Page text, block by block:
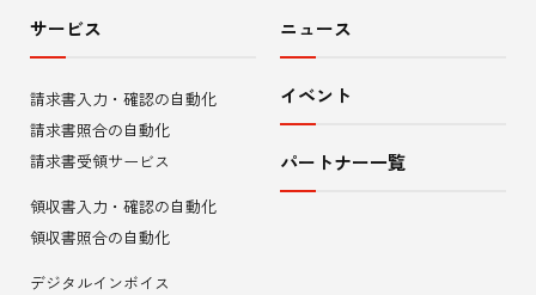
内
メ
ニ
ュ
ー
サービス
請求書入力・確認の自動化
請求書照合の自動化
請求書受領サービス
領収書入力・確認の自動化
領収書照合の自動化
デジタルインボイス
ニュース
イベント
パートナー一覧